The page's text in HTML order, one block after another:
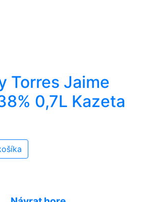
Torres Jaime
0,7L Kazeta